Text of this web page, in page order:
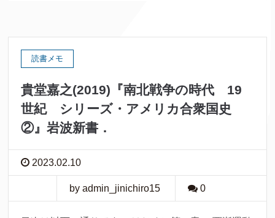
読書メモ
貴堂嘉之(2019)『南北戦争の時代 19
世紀 シリーズ・アメリカ合衆国史
②』岩波新書．
2023.02.10
by admin_jinichiro15 0